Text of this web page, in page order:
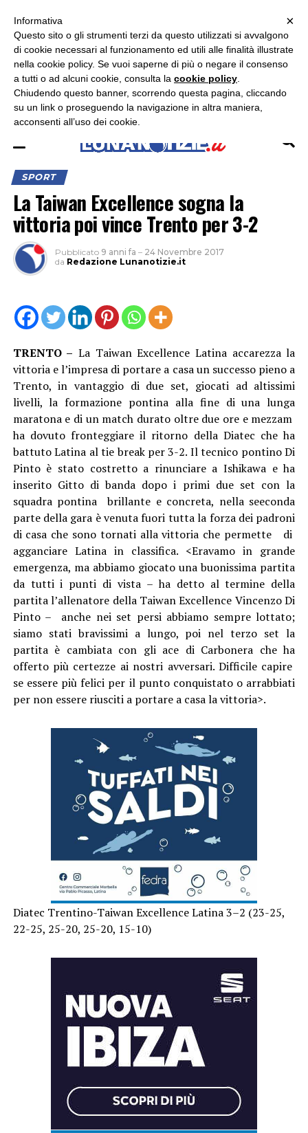
ASCOLTA RADIO LUNA
SPORT
La Taiwan Excellence sogna la
vittoria poi vince Trento per 3-2
Pubblicato 9 anni fa – 24 Novembre 2017
da Redazione Lunanotizie.it
TRENTO – La Taiwan Excellence Latina accarezza la
vittoria e l’impresa di portare a casa un successo pieno a
Trento, in vantaggio di due set, giocati ad altissimi
livelli, la formazione pontina alla fine di una lunga
maratona e di un match durato oltre due ore e mezzam
ha dovuto fronteggiare il ritorno della Diatec che ha
battuto Latina al tie break per 3-2. Il tecnico pontino Di
Pinto è stato costretto a rinunciare a Ishikawa e ha
inserito Gitto di banda dopo i primi due set con la
squadra pontina brillante e concreta, nella seeconda
parte della gara è venuta fuori tutta la forza dei padroni
di casa che sono tornati alla vittoria che permette di
agganciare Latina in classifica. <Eravamo in grande
emergenza, ma abbiamo giocato una buonissima partita
da tutti i punti di vista – ha detto al termine della
partita l’allenatore della Taiwan Excellence Vincenzo Di
Pinto – anche nei set persi abbiamo sempre lottato;
siamo stati bravissimi a lungo, poi nel terzo set la
partita è cambiata con gli ace di Carbonera che ha
offerto più certezze ai nostri avversari. Difficile capire
se essere più felici per il punto conquistato o arrabbiati
per non essere riusciti a portare a casa la vittoria>.
Diatec Trentino-Taiwan Excellence Latina 3–2 (23-25,
22-25, 25-20, 25-20, 15-10)
×
×
Informativa
Questo sito o gli strumenti terzi da questo utilizzati si avvalgono
di cookie necessari al funzionamento ed utili alle finalità illustrate
nella cookie policy. Se vuoi saperne di più o negare il consenso
a tutti o ad alcuni cookie, consulta la cookie policy
Chiudendo questo banner, scorrendo questa pagina, cliccando
su un link o proseguendo la navigazione in altra maniera,
acconsenti all’uso dei cookie.